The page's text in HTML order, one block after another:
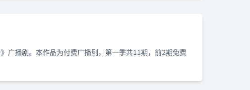
广播剧。本作品为付费广播剧，第一季共11期，前2期免费